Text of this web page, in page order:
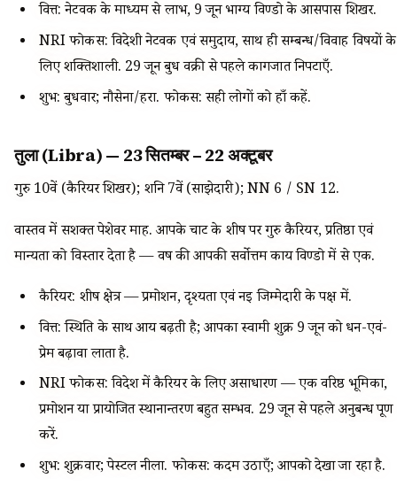
वित्त: नेटवर्क के माध्यम से लाभ, 9 जून भाग्य विण्डो के आसपास शिखर.
NRI फोकस: विदेशी नेटवर्क एवं समुदाय, साथ ही सम्बन्ध/विवाह विषयों के
लिए शक्तिशाली. 29 जून बुध वक्री से पहले कागजात निपटाएँ.
शुभ: बुधवार; नौसेना/हरा. फोकस: सही लोगों को हाँ कहें.
तुला (Libra) — 23 सितम्बर – 22 अक्टूबर
गुरु 10वें (कैरियर शिखर); शनि 7वें (साझेदारी); NN 6 / SN 12.
वास्तव में सशक्त पेशेवर माह. आपके चार्ट के शीर्ष पर गुरु कैरियर, प्रतिष्ठा एवं
मान्यता को विस्तार देता है — वर्ष की आपकी सर्वोत्तम कार्य विण्डो में से एक.
कैरियर: शीर्ष क्षेत्र — प्रमोशन, दृश्यता एवं नई जिम्मेदारी के पक्ष में.
वित्त: स्थिति के साथ आय बढ़ती है; आपका स्वामी शुक्र 9 जून को धन-एवं-
प्रेम बढ़ावा लाता है.
NRI फोकस: विदेश में कैरियर के लिए असाधारण — एक वरिष्ठ भूमिका,
प्रमोशन या प्रायोजित स्थानान्तरण बहुत सम्भव. 29 जून से पहले अनुबन्ध पूर्ण
करें.
शुभ: शुक्रवार; पेस्टल नीला. फोकस: कदम उठाएँ; आपको देखा जा रहा है.